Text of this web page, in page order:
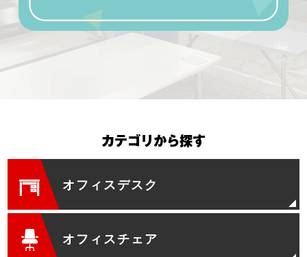
カテゴリから探す
オフィスデスク
オフィスチェア